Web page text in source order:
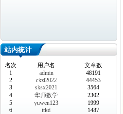
站内统计
名次 用户名
文章数
1
admin
48191
2
ckzl2022
44453
3
sksx2021
3564
4
华师数学
2302
5
yuwen123
1999
6
ttkd
1487